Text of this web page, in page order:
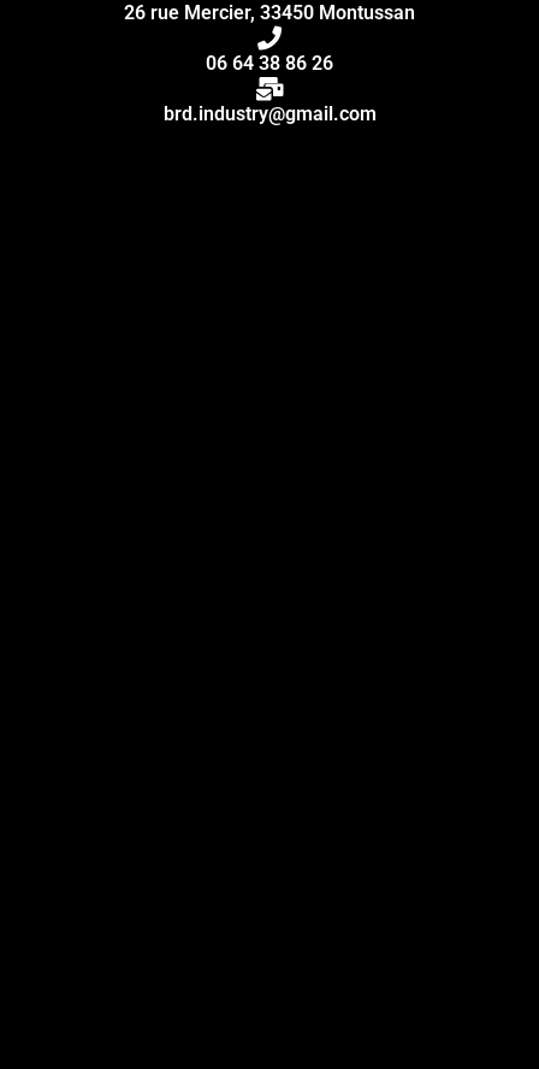
26 rue Mercier, 33450 Montussan
06 64 38 86 26
brd.industry@gmail.com